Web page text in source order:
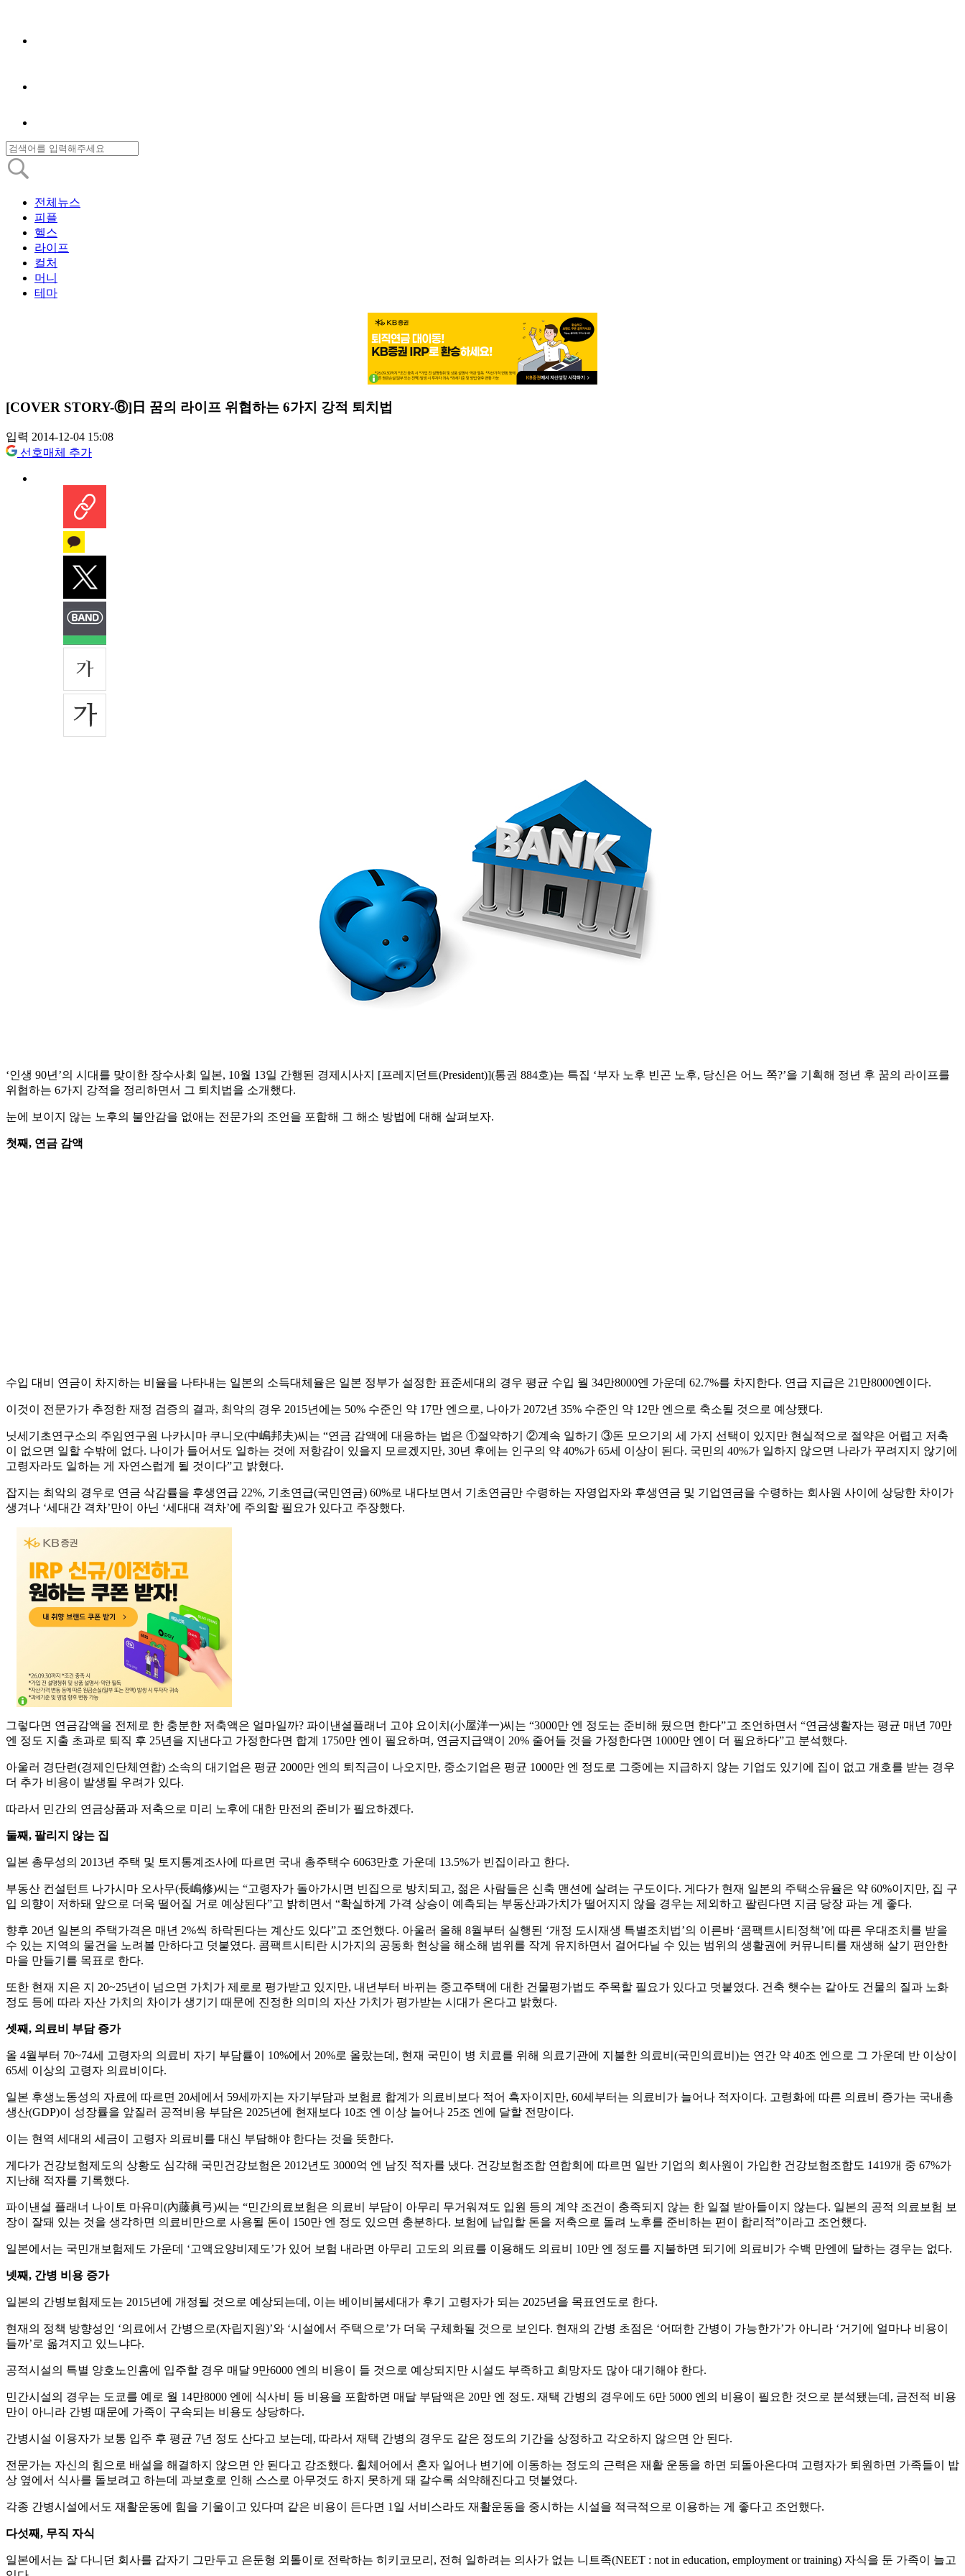
전체뉴스
피플
헬스
라이프
컬처
머니
테마
[COVER STORY-⑥]日 꿈의 라이프 위협하는 6가지 강적 퇴치법
입력 2014-12-04 15:08
선호매체 추가
‘인생 90년’의 시대를 맞이한 장수사회 일본, 10월 13일 간행된 경제시사지 [프레지던트(President)](통권 884호)는 특집 ‘부자 노후 빈곤 노후, 당신은 어느 쪽?’을 기획해 정년 후 꿈의 라이프를
위협하는 6가지 강적을 정리하면서 그 퇴치법을 소개했다.
눈에 보이지 않는 노후의 불안감을 없애는 전문가의 조언을 포함해 그 해소 방법에 대해 살펴보자.
첫째, 연금 감액
수입 대비 연금이 차지하는 비율을 나타내는 일본의 소득대체율은 일본 정부가 설정한 표준세대의 경우 평균 수입 월 34만8000엔 가운데 62.7%를 차지한다. 연급 지급은 21만8000엔이다.
이것이 전문가가 추정한 재정 검증의 결과, 최악의 경우 2015년에는 50% 수준인 약 17만 엔으로, 나아가 2072년 35% 수준인 약 12만 엔으로 축소될 것으로 예상됐다.
닛세기초연구소의 주임연구원 나카시마 쿠니오(中嶋邦夫)씨는 “연금 감액에 대응하는 법은 ①절약하기 ②계속 일하기 ③돈 모으기의 세 가지 선택이 있지만 현실적으로 절약은 어렵고 저축
이 없으면 일할 수밖에 없다. 나이가 들어서도 일하는 것에 저항감이 있을지 모르겠지만, 30년 후에는 인구의 약 40%가 65세 이상이 된다. 국민의 40%가 일하지 않으면 나라가 꾸려지지 않기에
고령자라도 일하는 게 자연스럽게 될 것이다”고 밝혔다.
잡지는 최악의 경우로 연금 삭감률을 후생연급 22%, 기초연급(국민연금) 60%로 내다보면서 기초연금만 수령하는 자영업자와 후생연금 및 기업연금을 수령하는 회사원 사이에 상당한 차이가
생겨나 ‘세대간 격차’만이 아닌 ‘세대대 격차’에 주의할 필요가 있다고 주장했다.
그렇다면 연금감액을 전제로 한 충분한 저축액은 얼마일까? 파이낸셜플래너 고야 요이치(小屋洋一)씨는 “3000만 엔 정도는 준비해 뒀으면 한다”고 조언하면서 “연금생활자는 평균 매년 70만
엔 정도 지출 초과로 퇴직 후 25년을 지낸다고 가정한다면 합계 1750만 엔이 필요하며, 연금지급액이 20% 줄어들 것을 가정한다면 1000만 엔이 더 필요하다”고 분석했다.
아울러 경단련(경제인단체연합) 소속의 대기업은 평균 2000만 엔의 퇴직금이 나오지만, 중소기업은 평균 1000만 엔 정도로 그중에는 지급하지 않는 기업도 있기에 집이 없고 개호를 받는 경우
더 추가 비용이 발생될 우려가 있다.
따라서 민간의 연금상품과 저축으로 미리 노후에 대한 만전의 준비가 필요하겠다.
둘째, 팔리지 않는 집
일본 총무성의 2013년 주택 및 토지통계조사에 따르면 국내 총주택수 6063만호 가운데 13.5%가 빈집이라고 한다.
부동산 컨설턴트 나가시마 오사무(長嶋修)씨는 “고령자가 돌아가시면 빈집으로 방치되고, 젊은 사람들은 신축 맨션에 살려는 구도이다. 게다가 현재 일본의 주택소유율은 약 60%이지만, 집 구
입 의향이 저하돼 앞으로 더욱 떨어질 거로 예상된다”고 밝히면서 “확실하게 가격 상승이 예측되는 부동산과가치가 떨어지지 않을 경우는 제외하고 팔린다면 지금 당장 파는 게 좋다.
향후 20년 일본의 주택가격은 매년 2%씩 하락된다는 계산도 있다”고 조언했다. 아울러 올해 8월부터 실행된 ‘개정 도시재생 특별조치법’의 이른바 ‘콤팩트시티정책’에 따른 우대조치를 받을
수 있는 지역의 물건을 노려볼 만하다고 덧붙였다. 콤팩트시티란 시가지의 공동화 현상을 해소해 범위를 작게 유지하면서 걸어다닐 수 있는 범위의 생활권에 커뮤니티를 재생해 살기 편안한
마을 만들기를 목표로 한다.
또한 현재 지은 지 20~25년이 넘으면 가치가 제로로 평가받고 있지만, 내년부터 바뀌는 중고주택에 대한 건물평가법도 주목할 필요가 있다고 덧붙였다. 건축 햇수는 같아도 건물의 질과 노화
정도 등에 따라 자산 가치의 차이가 생기기 때문에 진정한 의미의 자산 가치가 평가받는 시대가 온다고 밝혔다.
셋째, 의료비 부담 증가
올 4월부터 70~74세 고령자의 의료비 자기 부담률이 10%에서 20%로 올랐는데, 현재 국민이 병 치료를 위해 의료기관에 지불한 의료비(국민의료비)는 연간 약 40조 엔으로 그 가운데 반 이상이
65세 이상의 고령자 의료비이다.
일본 후생노동성의 자료에 따르면 20세에서 59세까지는 자기부담과 보험료 합계가 의료비보다 적어 흑자이지만, 60세부터는 의료비가 늘어나 적자이다. 고령화에 따른 의료비 증가는 국내총
생산(GDP)이 성장률을 앞질러 공적비용 부담은 2025년에 현재보다 10조 엔 이상 늘어나 25조 엔에 달할 전망이다.
이는 현역 세대의 세금이 고령자 의료비를 대신 부담해야 한다는 것을 뜻한다.
게다가 건강보험제도의 상황도 심각해 국민건강보험은 2012년도 3000억 엔 남짓 적자를 냈다. 건강보험조합 연합회에 따르면 일반 기업의 회사원이 가입한 건강보험조합도 1419개 중 67%가
지난해 적자를 기록했다.
파이낸셜 플래너 나이토 마유미(內藤眞弓)씨는 “민간의료보험은 의료비 부담이 아무리 무거워져도 입원 등의 계약 조건이 충족되지 않는 한 일절 받아들이지 않는다. 일본의 공적 의료보험 보
장이 잘돼 있는 것을 생각하면 의료비만으로 사용될 돈이 150만 엔 정도 있으면 충분하다. 보험에 납입할 돈을 저축으로 돌려 노후를 준비하는 편이 합리적”이라고 조언했다.
일본에서는 국민개보험제도 가운데 ‘고액요양비제도’가 있어 보험 내라면 아무리 고도의 의료를 이용해도 의료비 10만 엔 정도를 지불하면 되기에 의료비가 수백 만엔에 달하는 경우는 없다.
넷째, 간병 비용 증가
일본의 간병보험제도는 2015년에 개정될 것으로 예상되는데, 이는 베이비붐세대가 후기 고령자가 되는 2025년을 목표연도로 한다.
현재의 정책 방향성인 ‘의료에서 간병으로(자립지원)’와 ‘시설에서 주택으로’가 더욱 구체화될 것으로 보인다. 현재의 간병 초점은 ‘어떠한 간병이 가능한가’가 아니라 ‘거기에 얼마나 비용이
들까’로 옮겨지고 있느냐다.
공적시설의 특별 양호노인홈에 입주할 경우 매달 9만6000 엔의 비용이 들 것으로 예상되지만 시설도 부족하고 희망자도 많아 대기해야 한다.
민간시설의 경우는 도쿄를 예로 월 14만8000 엔에 식사비 등 비용을 포함하면 매달 부담액은 20만 엔 정도. 재택 간병의 경우에도 6만 5000 엔의 비용이 필요한 것으로 분석됐는데, 금전적 비용
만이 아니라 간병 때문에 가족이 구속되는 비용도 상당하다.
간병시설 이용자가 보통 입주 후 평균 7년 정도 산다고 보는데, 따라서 재택 간병의 경우도 같은 정도의 기간을 상정하고 각오하지 않으면 안 된다.
전문가는 자신의 힘으로 배설을 해결하지 않으면 안 된다고 강조했다. 휠체어에서 혼자 일어나 변기에 이동하는 정도의 근력은 재활 운동을 하면 되돌아온다며 고령자가 퇴원하면 가족들이 밥
상 옆에서 식사를 돌보려고 하는데 과보호로 인해 스스로 아무것도 하지 못하게 돼 갈수록 쇠약해진다고 덧붙였다.
각종 간병시설에서도 재활운동에 힘을 기울이고 있다며 같은 비용이 든다면 1일 서비스라도 재활운동을 중시하는 시설을 적극적으로 이용하는 게 좋다고 조언했다.
다섯째, 무직 자식
일본에서는 잘 다니던 회사를 갑자기 그만두고 은둔형 외톨이로 전락하는 히키코모리, 전혀 일하려는 의사가 없는 니트족(NEET : not in education, employment or training) 자식을 둔 가족이 늘고